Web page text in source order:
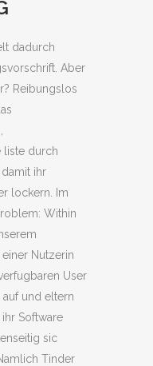
dadurch
Aber
Reibungslos
liste durch
damit ihr
lockern. Im
Within
Nutzerin
User
und eltern
Software
sic
Tinder